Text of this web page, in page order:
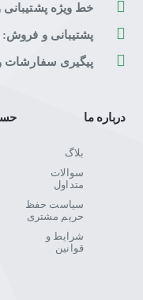
خط ویژه پشتیبانی و
پشتیبانی و فروش: 7-88228284-021
پیگیری سفارشات و
درباره ما
بلاگ
سوالات
متداول
سیاست حفظ
حریم مشتری
شرایط و
قوانین